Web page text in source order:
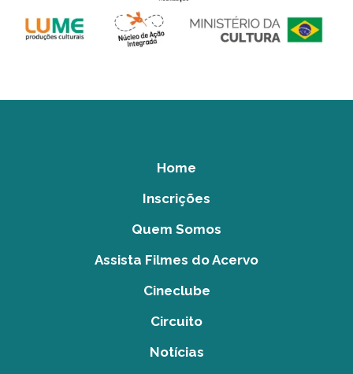
Home
Inscrições
Quem Somos
Assista Filmes do Acervo
Cineclube
Circuito
Notícias